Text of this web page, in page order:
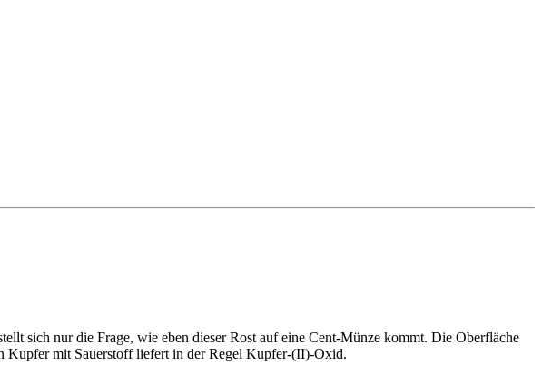
sich nur die Frage, wie eben dieser Rost auf eine Cent-Münze kommt. Die Oberfläche
Kupfer mit Sauerstoff liefert in der Regel Kupfer-(II)-Oxid.